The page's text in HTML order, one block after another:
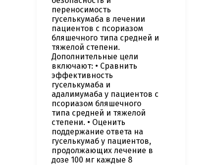
переносимость
гуселькумаба в лечении
пациентов с псориазом
бляшечного типа средней и
тяжелой степени.
Дополнительные цели
включают: • Сравнить
эффективность
гуселькумаба и
адалимумаба у пациентов с
псориазом бляшечного
типа средней и тяжелой
степени. • Оценить
поддержание ответа на
гуселькумаб у пациентов,
продолжающих лечение в
дозе 100 мг каждые 8